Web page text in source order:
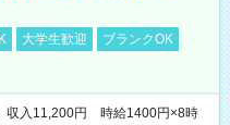
大学生歓迎
ブランクOK
収入11,200円 時給1400円×8時